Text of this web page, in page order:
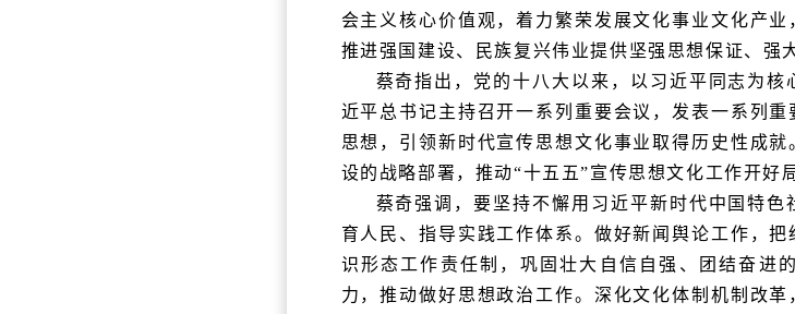
会主义核心价值观，着力繁荣发展文化事业文化产
推进强国建设、民族复兴伟业提供坚强思想保证、强
蔡奇指出，党的十八大以来，以习近平同志为
近平总书记主持召开一系列重要会议，发表一系列
思想，引领新时代宣传思想文化事业取得历史性成
设的战略部署，推动“十五五”宣传思想文化工作开好
蔡奇强调，要坚持不懈用习近平新时代中国特
育人民、指导实践工作体系。做好新闻舆论工作，
识形态工作责任制，巩固壮大自信自强、团结奋进
力，推动做好思想政治工作。深化文化体制机制改